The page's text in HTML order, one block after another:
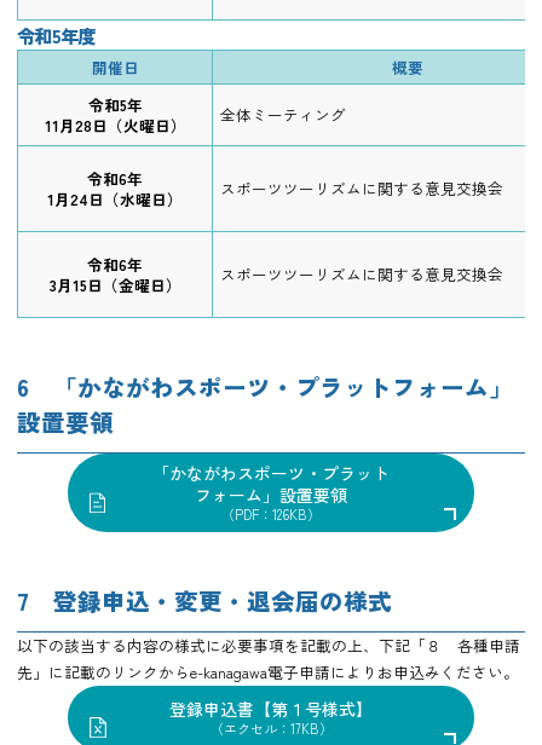
令和5年度
開催日
概要
令和5年
11月28日（火曜日）
全体ミーティング
令和6年
1月24日（水曜日）
スポーツツーリズムに関する意見交換会
令和6年
3月15日（金曜日）
スポーツツーリズムに関する意見交換会
6 「かながわスポーツ・プラットフォーム」
設置要領
「かながわスポーツ・プラット
フォーム」設置要領
（PDF：126KB）
7 登録申込・変更・退会届の様式
以下の該当する内容の様式に必要事項を記載の上、下記「８ 各種申請
先」に記載のリンクからe-kanagawa電子申請によりお申込みください。
登録申込書【第１号様式】
（エクセル：17KB）